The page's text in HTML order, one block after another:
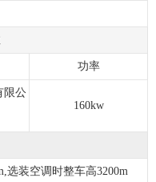
功率
限公
160kw
选装空调时整车高3200m